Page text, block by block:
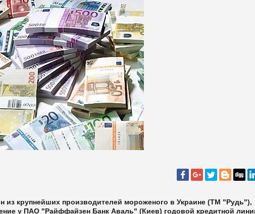
крупнейших производителей мороженого в Украине (ТМ "Рудь"),
у ПАО "Райффайзен Банк Аваль" (Киев) годовой кредитной